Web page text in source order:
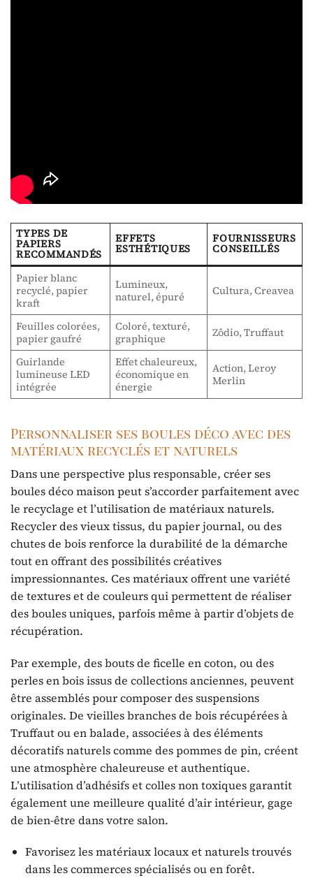
TYPES DE
PAPIERS
RECOMMANDÉS
EFFETS
ESTHÉTIQUES
FOURNISSEURS
CONSEILLÉS
Papier blanc
recyclé, papier
kraft
Lumineux,
naturel, épuré
Cultura, Creavea
Feuilles colorées,
papier gaufré
Coloré, texturé,
graphique
Zôdio, Truffaut
Guirlande
lumineuse LED
intégrée
Effet chaleureux,
économique en
énergie
Action, Leroy
Merlin
Personnaliser ses boules déco avec des
matériaux recyclés et naturels
Dans une perspective plus responsable, créer ses
boules déco maison peut s’accorder parfaitement avec
le recyclage et l’utilisation de matériaux naturels.
Recycler des vieux tissus, du papier journal, ou des
chutes de bois renforce la durabilité de la démarche
tout en offrant des possibilités créatives
impressionnantes. Ces matériaux offrent une variété
de textures et de couleurs qui permettent de réaliser
des boules uniques, parfois même à partir d’objets de
récupération.
Par exemple, des bouts de ficelle en coton, ou des
perles en bois issus de collections anciennes, peuvent
être assemblés pour composer des suspensions
originales. De vieilles branches de bois récupérées à
Truffaut ou en balade, associées à des éléments
décoratifs naturels comme des pommes de pin, créent
une atmosphère chaleureuse et authentique.
L’utilisation d’adhésifs et colles non toxiques garantit
également une meilleure qualité d’air intérieur, gage
de bien-être dans votre salon.
Favorisez les matériaux locaux et naturels trouvés
dans les commerces spécialisés ou en forêt.